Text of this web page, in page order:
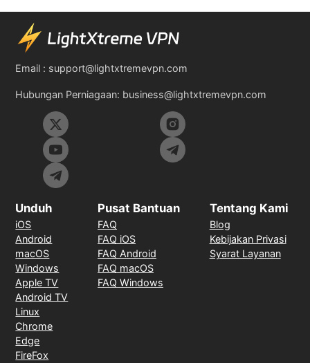
Email : support@lightxtremevpn.com
Hubungan Perniagaan: business@lightxtremevpn.com
Unduh
iOS
Android
macOS
Windows
Apple TV
Android TV
Linux
Chrome
Edge
FireFox
Pusat Bantuan
FAQ
FAQ iOS
FAQ Android
FAQ macOS
FAQ Windows
Tentang Kami
Blog
Kebijakan Privasi
Syarat Layanan